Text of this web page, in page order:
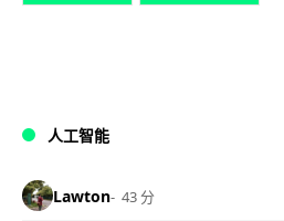
人工智能
Lawton 43 分